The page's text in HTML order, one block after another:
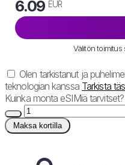
6.09 EUR
Välitön toimitus
Olen tarkistanut ja
teknologian kanssa Tarkista
Kuinka monta eSIMiä tarvitset?
Maksa kortilla